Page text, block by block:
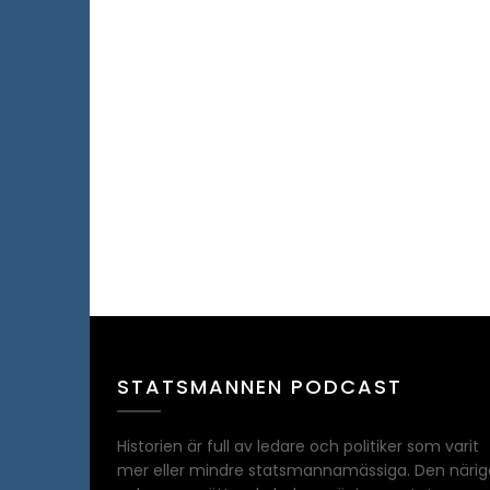
STATSMANNEN PODCAST
Historien är full av ledare och politiker som varit
mer eller mindre statsmannamässiga. Den